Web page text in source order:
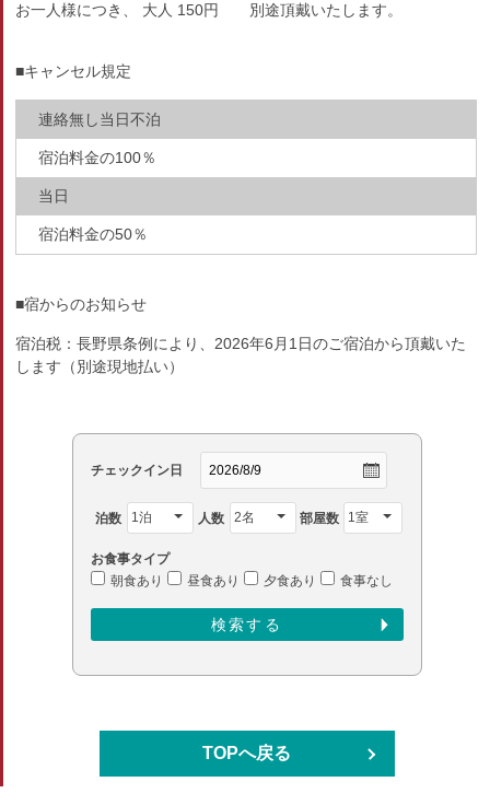
お一人様につき、 大人 150円 別途頂戴いたします。
■キャンセル規定
連絡無し当日不泊
宿泊料金の100％
当日
宿泊料金の50％
■宿からのお知らせ
宿泊税：長野県条例により、2026年6月1日のご宿泊から頂戴いた
します（別途現地払い）
チェックイン日
泊数 人数 部屋数
お食事タイプ
朝食あり
昼食あり 夕食あり 食事なし
TOPへ戻る